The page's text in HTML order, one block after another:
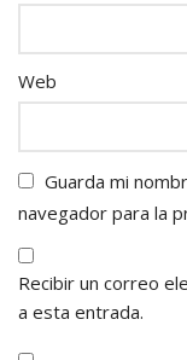
Web
Guarda mi
navegador para la
Recibir un correo
a esta entrada.